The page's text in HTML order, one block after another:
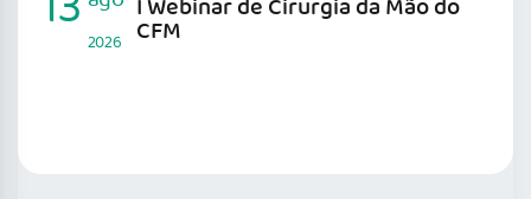
I Webinar de Cirurgia da Mão do
CFM
2026